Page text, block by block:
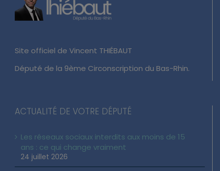
Site officiel de Vincent THIÉBAUT
Député de la 9ème Circonscription du Bas-Rhin.
ACTUALITÉ DE VOTRE DÉPUTÉ
Les réseaux sociaux interdits aux moins de 15
ans : ce qui change vraiment
24 juillet 2026